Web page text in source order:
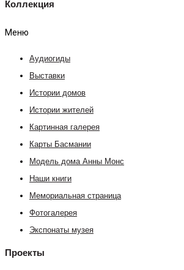
Коллекция
Меню
Аудиогиды
Выставки
Истории домов
Истории жителей
Картинная галерея
Карты Басмании
Модель дома Анны Монс
Наши книги
Мемориальная страница
Фотогалерея
Экспонаты музея
Проекты